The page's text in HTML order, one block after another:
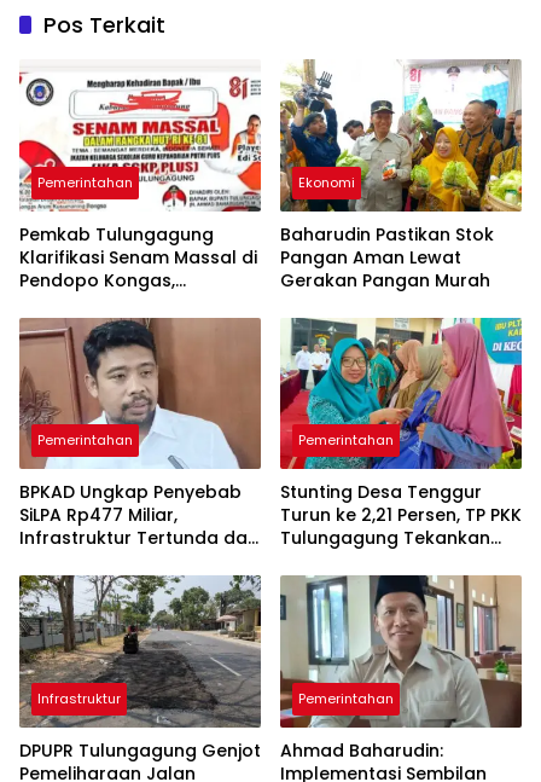
Pos Terkait
Pemerintahan
Pemkab Tulungagung
Klarifikasi Senam Massal di
Pendopo Kongas,
Resmi Daerah
Ekonomi
Baharudin Pastikan Stok
Pangan Aman Lewat
Gerakan Pangan Murah
Pemerintahan
BPKAD Ungkap Penyebab
SiLPA Rp477 Miliar,
Infrastruktur Tertunda dan
Pemerintahan
Stunting Desa Tenggur
Turun ke 2,21 Persen, TP PKK
Tulungagung Tekankan
Berkelanjutan
Infrastruktur
DPUPR Tulungagung Genjot
Pemeliharaan Jalan
Pemerintahan
Ahmad Baharudin:
Implementasi Sembilan